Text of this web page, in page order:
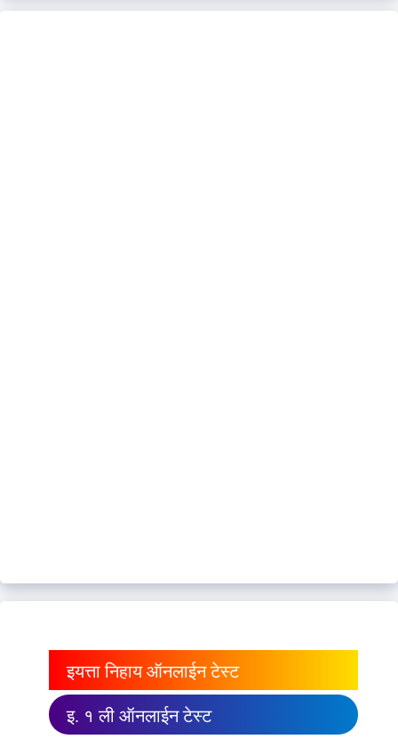
इयत्ता निहाय ऑनलाईन टेस्ट
इ. १ ली ऑनलाईन टेस्ट